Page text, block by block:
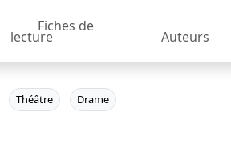
Fiches de
lecture Auteurs
Théâtre Drame